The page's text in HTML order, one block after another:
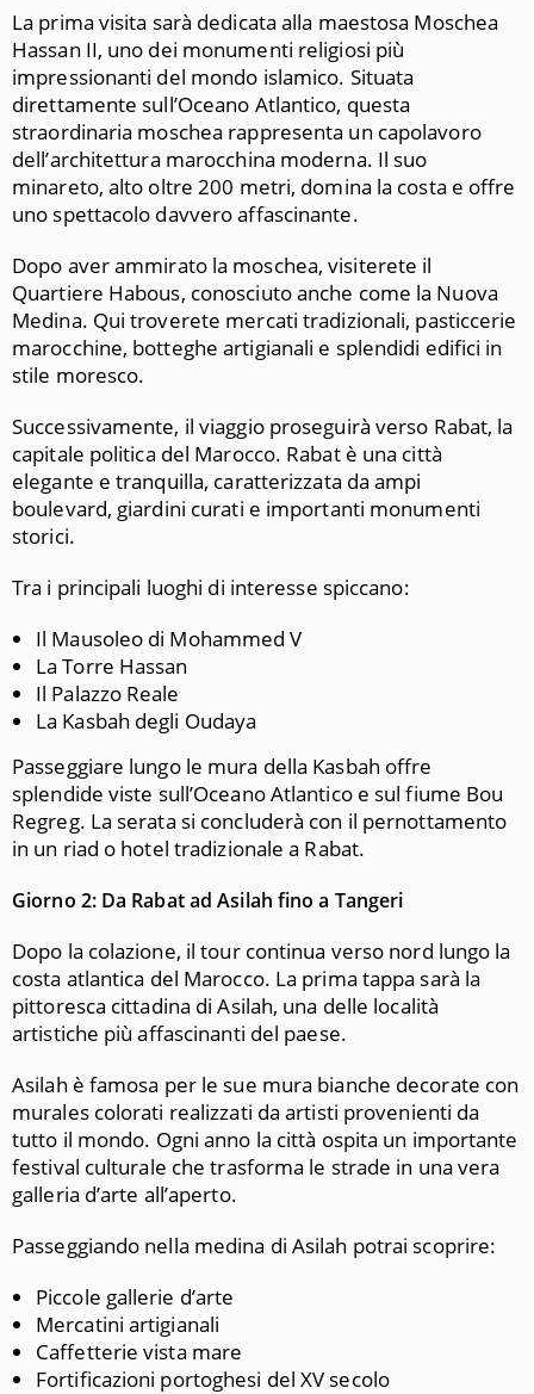
La prima visita sarà dedicata alla maestosa Moschea
Hassan II, uno dei monumenti religiosi più
impressionanti del mondo islamico. Situata
direttamente sull’Oceano Atlantico, questa
straordinaria moschea rappresenta un capolavoro
dell’architettura marocchina moderna. Il suo
minareto, alto oltre 200 metri, domina la costa e offre
uno spettacolo davvero affascinante.
Dopo aver ammirato la moschea, visiterete il
Quartiere Habous, conosciuto anche come la Nuova
Medina. Qui troverete mercati tradizionali, pasticcerie
marocchine, botteghe artigianali e splendidi edifici in
stile moresco.
Successivamente, il viaggio proseguirà verso Rabat, la
capitale politica del Marocco. Rabat è una città
elegante e tranquilla, caratterizzata da ampi
boulevard, giardini curati e importanti monumenti
storici.
Tra i principali luoghi di interesse spiccano:
Il Mausoleo di Mohammed V
La Torre Hassan
Il Palazzo Reale
La Kasbah degli Oudaya
Passeggiare lungo le mura della Kasbah offre
splendide viste sull’Oceano Atlantico e sul fiume Bou
Regreg. La serata si concluderà con il pernottamento
in un riad o hotel tradizionale a Rabat.
Giorno 2: Da Rabat ad Asilah fino a Tangeri
Dopo la colazione, il tour continua verso nord lungo la
costa atlantica del Marocco. La prima tappa sarà la
pittoresca cittadina di Asilah, una delle località
artistiche più affascinanti del paese.
Asilah è famosa per le sue mura bianche decorate con
murales colorati realizzati da artisti provenienti da
tutto il mondo. Ogni anno la città ospita un importante
festival culturale che trasforma le strade in una vera
galleria d’arte all’aperto.
Passeggiando nella medina di Asilah potrai scoprire:
Piccole gallerie d’arte
Mercatini artigianali
Caffetterie vista mare
Fortificazioni portoghesi del XV secolo